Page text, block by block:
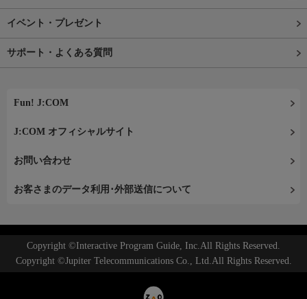
イベント・プレゼント
サポート・よくある質問
Fun! J:COM
J:COM オフィシャルサイト
お問い合わせ
お客さまのデータ利用･外部送信について
Copyright ©Interactive Program Guide, Inc.All Rights Reserved.
Copyright ©Jupiter Telecommunications Co., Ltd.All Rights Reserved.